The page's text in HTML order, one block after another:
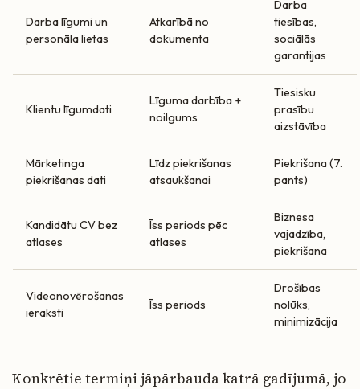
Darba līgumi un
personāla lietas
Atkarībā no
dokumenta
Darba
tiesības,
sociālās
garantijas
Klientu līgumdati
Līguma darbība +
noilgums
Tiesisku
prasību
aizstāvība
Mārketinga
piekrišanas dati
Līdz piekrišanas
atsaukšanai
Piekrišana (7.
pants)
Kandidātu CV bez
atlases
Īss periods pēc
atlases
Biznesa
vajadzība,
piekrišana
Videonovērošanas
ieraksti
Īss periods
Drošības
nolūks,
minimizācija
Konkrētie termiņi jāpārbauda katrā gadījumā, jo